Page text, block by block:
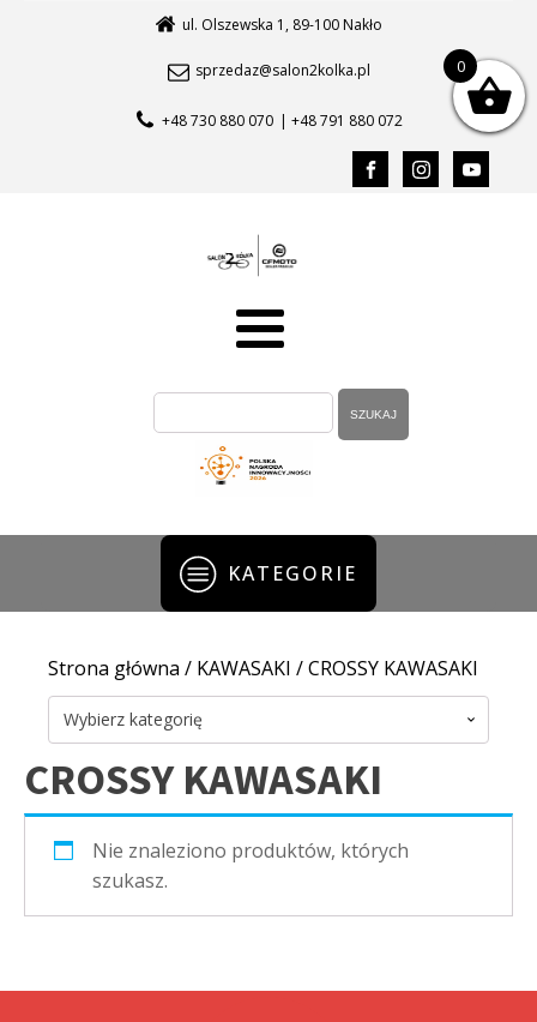
ul. Olszewska 1, 89-100 Nakło
sprzedaz@salon2kolka.pl
+48 730 880 070 | +48 791 880 072
KATEGORIE
Strona główna / KAWASAKI / CROSSY KAWASAKI
Wybierz kategorię
CROSSY KAWASAKI
Nie znaleziono produktów, których
szukasz.
0